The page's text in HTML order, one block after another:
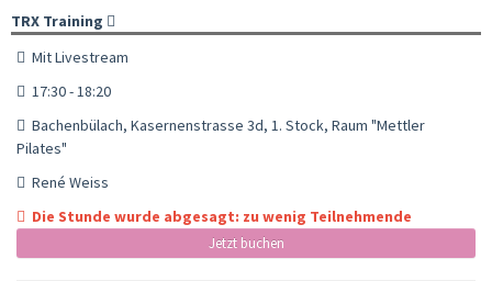
TRX Training
Mit Livestream
17:30 - 18:20
Bachenbülach, Kasernenstrasse 3d, 1. Stock, Raum "Mettler
Pilates"
René Weiss
Die Stunde wurde abgesagt: zu wenig Teilnehmende
Jetzt buchen